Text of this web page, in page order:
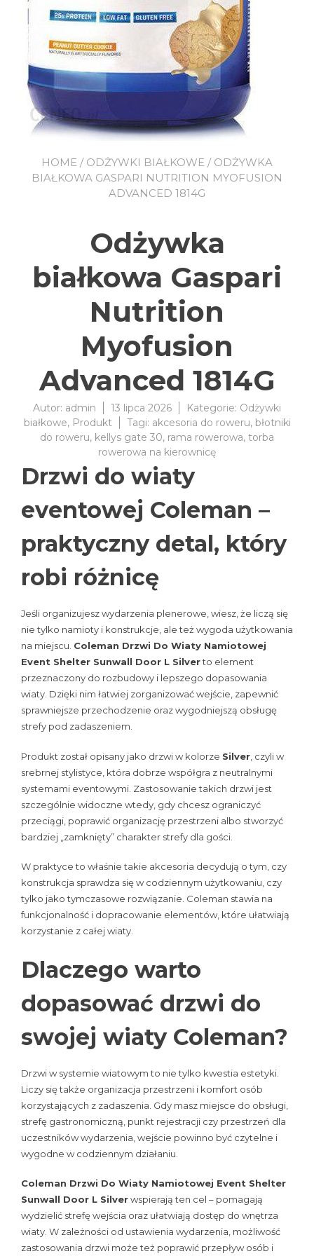
HOME / ODŻYWKI BIAŁKOWE / ODŻYWKA
BIAŁKOWA GASPARI NUTRITION MYOFUSION
ADVANCED 1814G
Odżywka
białkowa Gaspari
Nutrition
Myofusion
Advanced 1814G
Autor: admin 13 lipca 2026 Kategorie: Odżywki
białkowe, Produkt Tagi: akcesoria do roweru, błotniki
do roweru, kellys gate 30, rama rowerowa, torba
rowerowa na kierownicę
Drzwi do wiaty
eventowej Coleman –
praktyczny detal, który
robi różnicę
Jeśli organizujesz wydarzenia plenerowe, wiesz, że liczą się
nie tylko namioty i konstrukcje, ale też wygoda użytkowania
na miejscu. Coleman Drzwi Do Wiaty Namiotowej
Event Shelter Sunwall Door L Silverto element
przeznaczony do rozbudowy i lepszego dopasowania
wiaty. Dzięki nim łatwiej zorganizować wejście, zapewnić
sprawniejsze przechodzenie oraz wygodniejszą obsługę
strefy pod zadaszeniem.
Produkt został opisany jako drzwi w kolorze Silver , czyli w
srebrnej stylistyce, która dobrze współgra z neutralnymi
systemami eventowymi. Zastosowanie takich drzwi jest
szczególnie widoczne wtedy, gdy chcesz ograniczyć
przeciągi, poprawić organizację przestrzeni albo stworzyć
bardziej „zamknięty” charakter strefy dla gości.
W praktyce to właśnie takie akcesoria decydują o tym, czy
konstrukcja sprawdza się w codziennym użytkowaniu, czy
tylko jako tymczasowe rozwiązanie. Coleman stawia na
funkcjonalność i dopracowanie elementów, które ułatwiają
korzystanie z całej wiaty.
Dlaczego warto
dopasować drzwi do
swojej wiaty Coleman?
Drzwi w systemie wiatowym to nie tylko kwestia estetyki.
Liczy się także organizacja przestrzeni i komfort osób
korzystających z zadaszenia. Gdy masz miejsce do obsługi,
strefę gastronomiczną, punkt rejestracji czy przestrzeń dla
uczestników wydarzenia, wejście powinno być czytelne i
wygodne w codziennym działaniu.
Coleman Drzwi Do Wiaty Namiotowej Event Shelter
Sunwall Door L Silverwspierają ten cel – pomagają
wydzielić strefę wejścia oraz ułatwiają dostęp do wnętrza
wiaty. W zależności od ustawienia wydarzenia, możliwość
zastosowania drzwi może też poprawić przepływ osób i